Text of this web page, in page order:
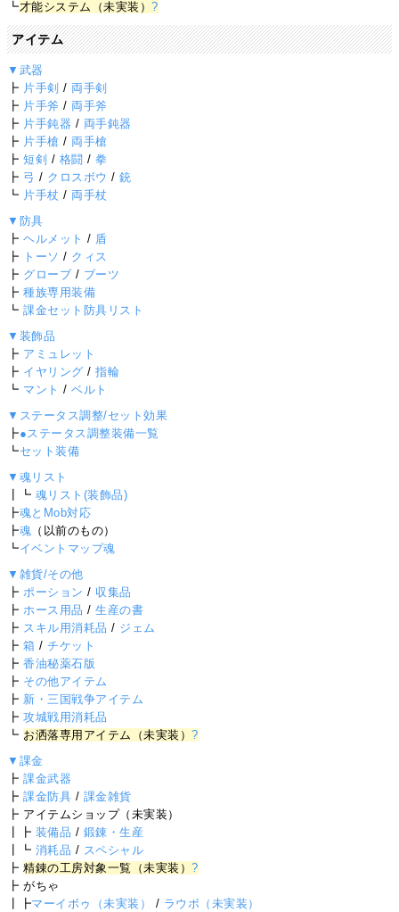
┗才能システム（未実装）?
アイテム
▼武器
┣ 片手剣 / 両手剣
┣ 片手斧 / 両手斧
┣ 片手鈍器 / 両手鈍器
┣ 片手槍 / 両手槍
┣短剣 / 格闘 /拳
┣ 弓 / クロスボウ /銃
┗ 片手杖 / 両手杖
▼防具
┣ヘルメット / 盾
┣ トーソ / クィス
┣ グローブ / ブーツ
┣種族専用装備
┗課金セット防具リスト
▼装飾品
┣ アミュレット
┣ イヤリング /指輪
┗ マント /ベルト
▼ステータス調整/セット効果
┣●ステータス調整装備一覧
┗セット装備
▼魂リスト
┃┗ 魂リスト(装飾品)
┣魂とMob対応
┣魂 （以前のもの）
┗イベントマップ魂
▼雑貨/その他
┣ポーション / 収集品
┣ホース用品 /生産の書
┣ スキル用消耗品 / ジェム
┣箱 /チケット
┣香油秘薬石版
┣ その他アイテム
┣ 新・三国戦争アイテム
┣攻城戦用消耗品
┗ お洒落専用アイテム（未実装）?
▼課金
┣課金武器
┣課金防具 / 課金雑貨
┣ アイテムショップ（未実装）
┃┣ 装備品 / 鍛錬・生産
┃┗ 消耗品 / スペシャル
┣精錬の工房対象一覧（未実装）?
┣ がちゃ
┃┣マーイボゥ（未実装） / ラウボ（未実装）